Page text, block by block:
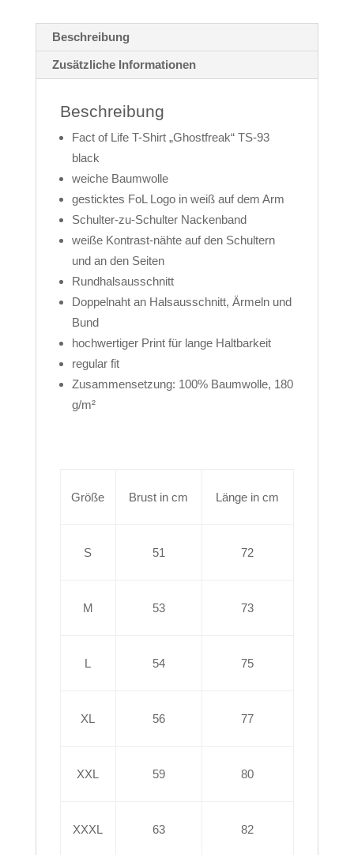
Beschreibung
Zusätzliche Informationen
Beschreibung
Fact of Life T-Shirt „Ghostfreak“ TS-93
black
weiche Baumwolle
gesticktes FoL Logo in weiß auf dem Arm
Schulter-zu-Schulter Nackenband
weiße Kontrast-nähte auf den Schultern
und an den Seiten
Rundhalsausschnitt
Doppelnaht an Halsausschnitt, Ärmeln und
Bund
hochwertiger Print für lange Haltbarkeit
regular fit
Zusammensetzung: 100% Baumwolle, 180
g/m²
Größe Brust in cm Länge in cm
S 51 72
M 53 73
L 54 75
XL 56 77
XXL 59 80
XXXL 63 82